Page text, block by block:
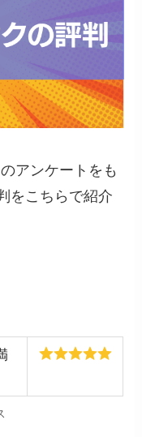
アンケートをも
をこちらで紹介